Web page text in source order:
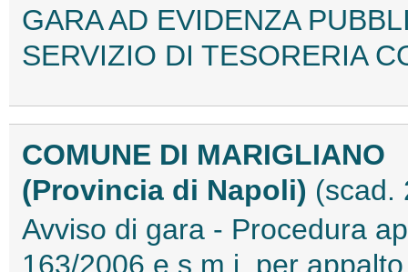
GARA AD EVIDENZA
SERVIZIO DI TESORERIA
COMUNE DI MARIGLIANO
(Provincia di Napoli) (scad.
Avviso di gara - Procedura
163/2006 e s.m.i. per